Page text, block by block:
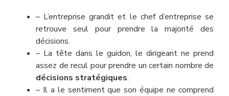
– L’entreprise grandit et le chef d’entreprise se
retrouve seul pour prendre la majorité des
décisions.
– La tête dans le guidon, le dirigeant ne prend
assez de recul pour prendre un certain nombre de
décisions stratégiques.
– Il a le sentiment que son équipe ne comprend